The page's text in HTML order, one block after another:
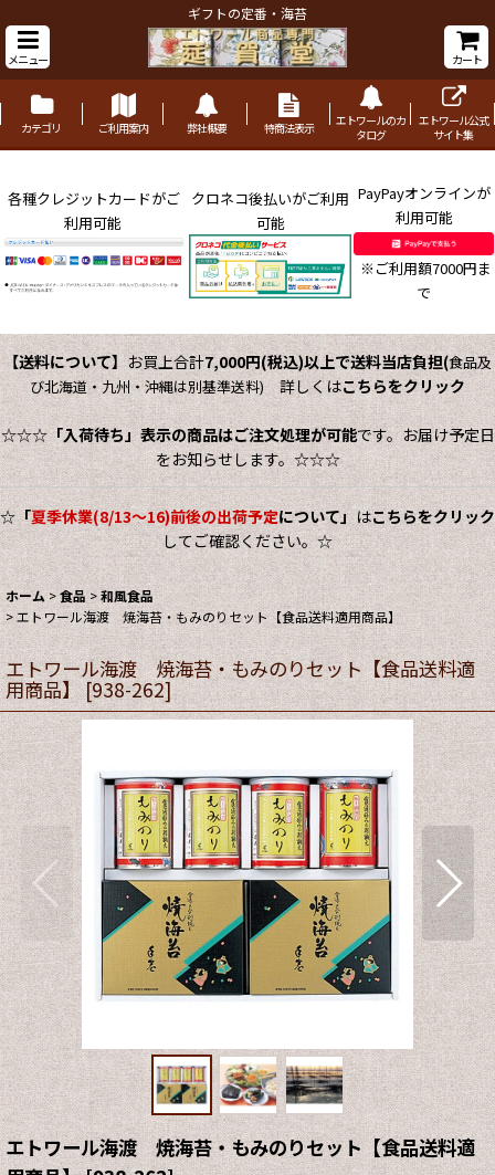
ギフトの定番・海苔
メニュー カート
カテゴリ ご利用案内 弊社概要 特商法表示
エトワールのカ
タログ
エトワール公式
サイト集
各種クレジットカードがご
利用可能
クロネコ後払いがご利用
可能
PayPayオンラインが
利用可能
※ご利用額7000円ま
で
【送料について】 お買上合計7,000円(税込)以上で送料当店負担(食品及
び北海道・九州・沖縄は別基準送料)詳しくはこちらをクリック
☆☆☆「入荷待ち」表示の商品はご注文処理が可能です。お届け予定日
をお知らせします。☆☆☆
☆「夏季休業(8/13～16)前後の出荷予定について」はこちらをクリック
してご確認ください。☆
ホーム >食品 >和風食品
>エトワール海渡 焼海苔・もみのりセット【食品送料適用商品】
エトワール海渡 焼海苔・もみのりセット【食品送料適
用商品】[938-262]
エトワール海渡 焼海苔・もみのりセット【食品送料適